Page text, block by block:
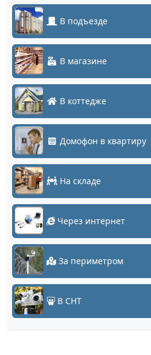
В подъезде
В магазине
В коттедже
Домофон в квартиру
На складе
Через интернет
За периметром
В СНТ